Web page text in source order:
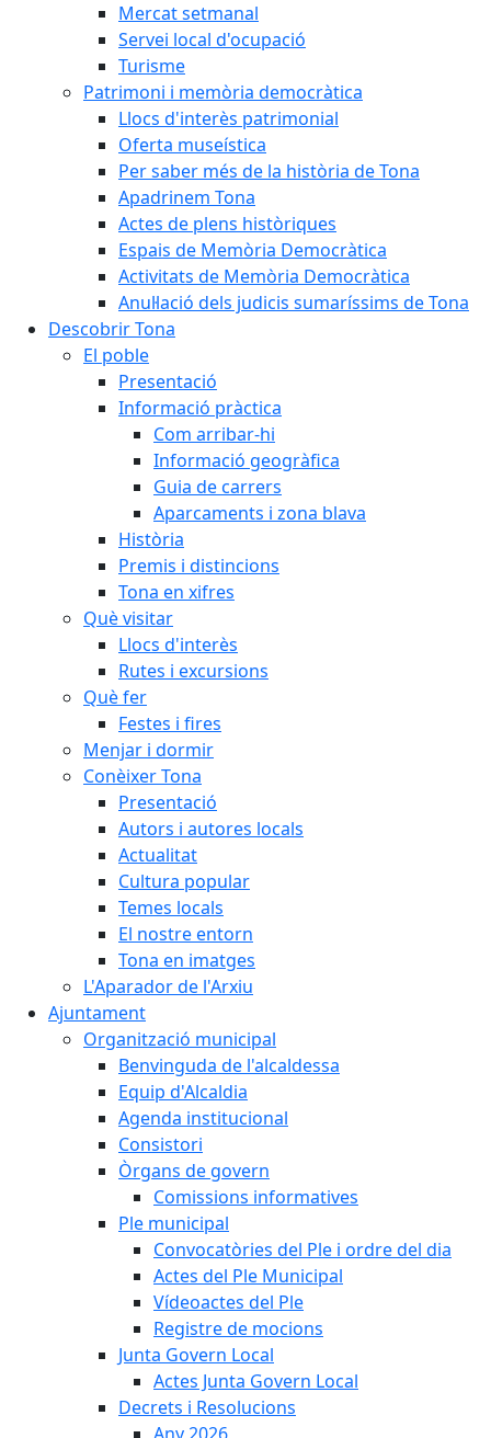
Mercat setmanal
Servei local d'ocupació
Turisme
Patrimoni i memòria democràtica
Llocs d'interès patrimonial
Oferta museística
Per saber més de la història de Tona
Apadrinem Tona
Actes de plens històriques
Espais de Memòria Democràtica
Activitats de Memòria Democràtica
Anul·lació dels judicis sumaríssims de Tona
Descobrir Tona
El poble
Presentació
Informació pràctica
Com arribar-hi
Informació geogràfica
Guia de carrers
Aparcaments i zona blava
Història
Premis i distincions
Tona en xifres
Què visitar
Llocs d'interès
Rutes i excursions
Què fer
Festes i fires
Menjar i dormir
Conèixer Tona
Presentació
Autors i autores locals
Actualitat
Cultura popular
Temes locals
El nostre entorn
Tona en imatges
L'Aparador de l'Arxiu
Ajuntament
Organització municipal
Benvinguda de l'alcaldessa
Equip d'Alcaldia
Agenda institucional
Consistori
Òrgans de govern
Comissions informatives
Ple municipal
Convocatòries del Ple i ordre del dia
Actes del Ple Municipal
Vídeoactes del Ple
Registre de mocions
Junta Govern Local
Actes Junta Govern Local
Decrets i Resolucions